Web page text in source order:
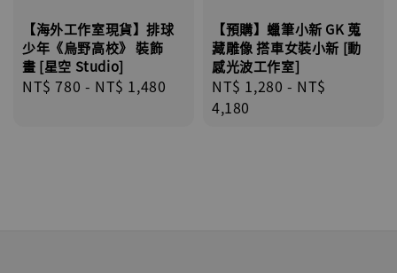
【海外工作室現貨】排球
少年《烏野高校》 裝飾
畫 [星空 Studio]
Regular
NT$ 780 - NT$ 1,480
【預購】蠟筆小新 GK 蒐
藏雕像 搭車女裝小新 [動
感光波工作室]
Regular
price
NT$ 1,280 - NT$
4,180